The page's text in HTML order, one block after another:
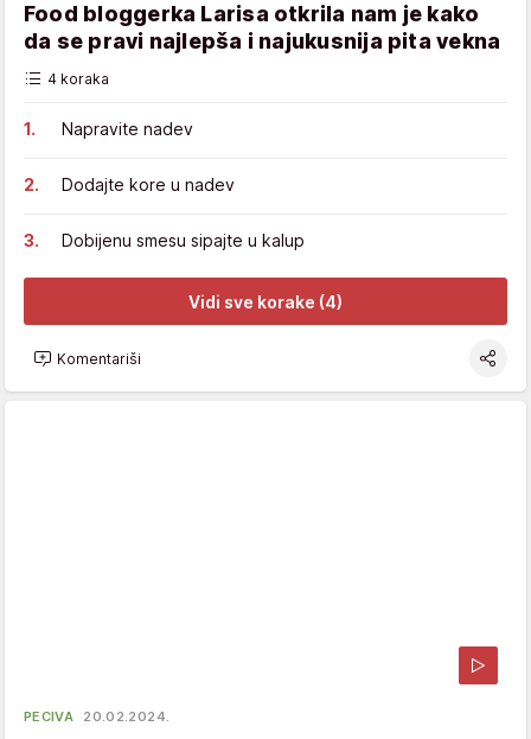
Food bloggerka Larisa otkrila nam je kako
da se pravi najlepša i najukusnija pita vekna
4 koraka
Napravite nadev
Dodajte kore u nadev
Dobijenu smesu sipajte u kalup
Vidi sve korake (4)
Komentariši
PECIVA 20.02.2024.